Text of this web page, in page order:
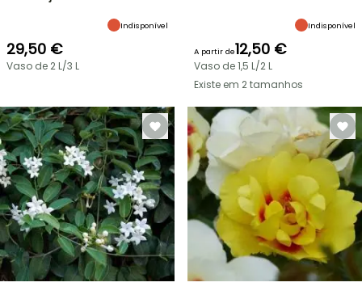
Indisponível
29,50 €
Vaso de 2 L/3 L
Indisponível
A partir de12,50 €
Vaso de 1,5 L/2 L
Existe em 2 tamanhos